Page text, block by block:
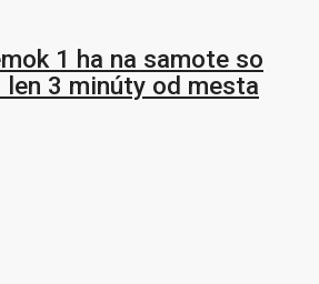
1 ha na samote so
3 minúty od mesta